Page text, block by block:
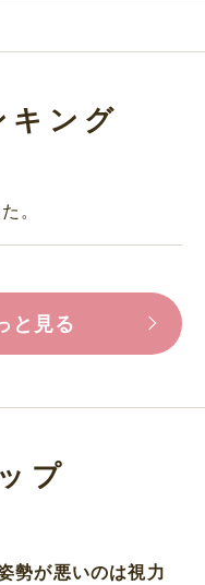
キング
。
と見る
プ
勢が悪いのは視力